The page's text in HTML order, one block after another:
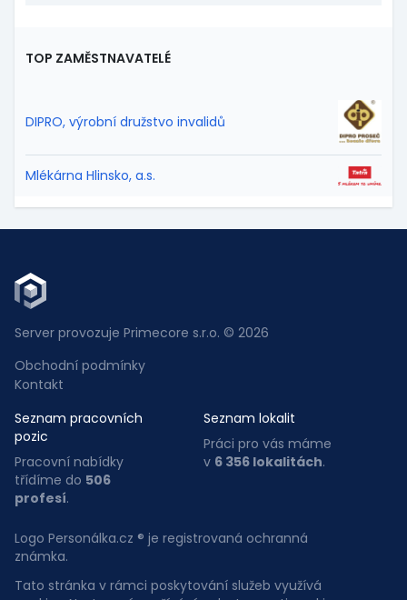
TOP ZAMĚSTNAVATELÉ
DIPRO, výrobní družstvo invalidů
Mlékárna Hlinsko, a.s.
Server provozuje Primecore s.r.o. © 2026
Obchodní podmínky
Kontakt
Seznam pracovních
pozic
Pracovní nabídky
třídíme do 506
profesí.
Seznam lokalit
Práci pro vás máme
v 6 356 lokalitách.
Logo Personálka.cz ® je registrovaná ochranná
známka.
Tato stránka v rámci poskytování služeb využívá